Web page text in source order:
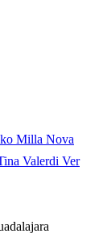
Milla Nova
Valerdi Ver